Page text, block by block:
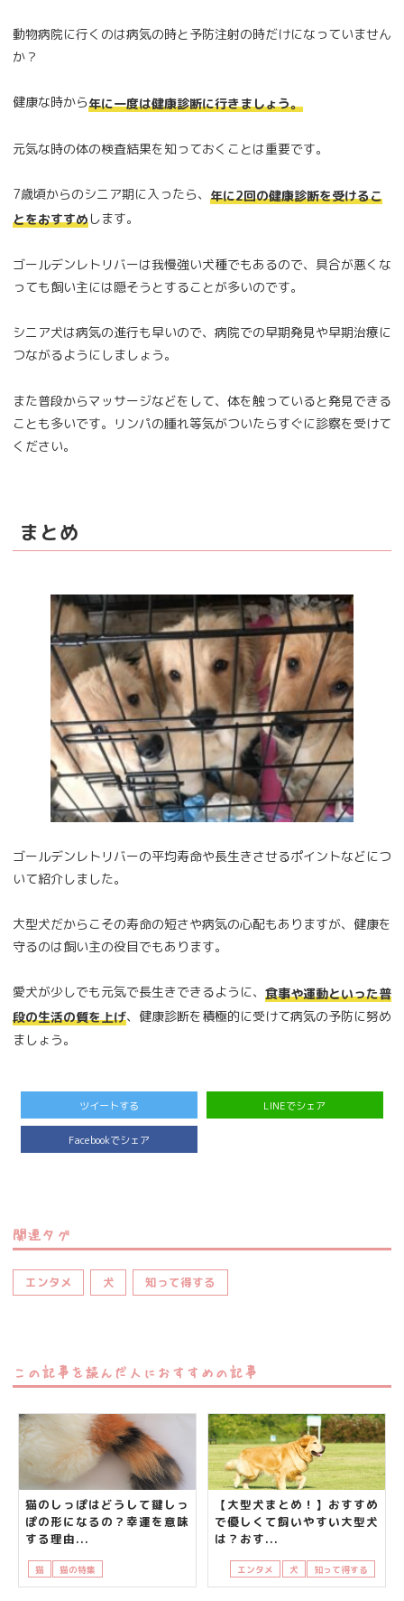
動物病院に行くのは病気の時と予防注射の時だけになっていません
か？
健康な時から年に一度は健康診断に行きましょう。
元気な時の体の検査結果を知っておくことは重要です。
7歳頃からのシニア期に入ったら、 年に2回の健康診断を受けるこ
とをおすすめします。
ゴールデンレトリバーは我慢強い犬種でもあるので、具合が悪くな
っても飼い主には隠そうとすることが多いのです。
シニア犬は病気の進行も早いので、病院での早期発見や早期治療に
つながるようにしましょう。
また普段からマッサージなどをして、体を触っていると発見できる
ことも多いです。リンパの腫れ等気がついたらすぐに診察を受けて
ください。
まとめ
ゴールデンレトリバーの平均寿命や長生きさせるポイントなどにつ
いて紹介しました。
大型犬だからこその寿命の短さや病気の心配もありますが、健康を
守るのは飼い主の役目でもあります。
愛犬が少しでも元気で長生きできるように、 食事や運動といった普
段の生活の質を上げ、健康診断を積極的に受けて病気の予防に努め
ましょう。
ツイートする LINEでシェア
Facebookでシェア
関連タグ
エンタメ 犬 知って得する
この記事を読んだ人におすすめの記事
猫のしっぽはどうして鍵しっ
ぽの形になるの？幸運を意味
する理由...
猫 猫の特集
【大型犬まとめ！】おすすめ
で優しくて飼いやすい大型犬
は？おす...
エンタメ 犬 知って得する